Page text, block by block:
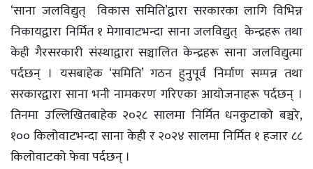
‘साना जलविद्युत् विकास समिति’द्वारा सरकारका लागि विभिन्न
निकायद्वारा निर्मित १ मेगावाटभन्दा साना जलविद्युत् केन्द्रहरू तथा
केही गैरसरकारी संस्थाद्वारा सञ्चालित केन्द्रहरू साना जलविद्युत्मा
पर्दछन् । यसबाहेक ‘समिति’ गठन हुनुपूर्व निर्माण सम्पन्न तथा
सरकारद्वारा साना भनी नामकरण गरिएका आयोजनाहरू पर्दछन् ।
तिनमा उल्लिखितबाहेक २०२८ सालमा निर्मित धनकुटाको बञ्चरे,
१०० किलोवाटभन्दा साना केही र २०२४ सालमा निर्मित १ हजार ८८
किलोवाटको फेवा पर्दछन् ।